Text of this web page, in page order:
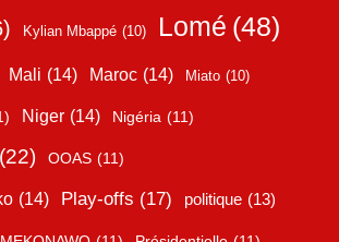
Kylian Mbappé (10) Lomé (48)
Mali (14) Maroc (14) Miato (10)
Niger (14) Nigéria (11)
(22) OOAS (11)
(14) Play-offs (17) politique (13)